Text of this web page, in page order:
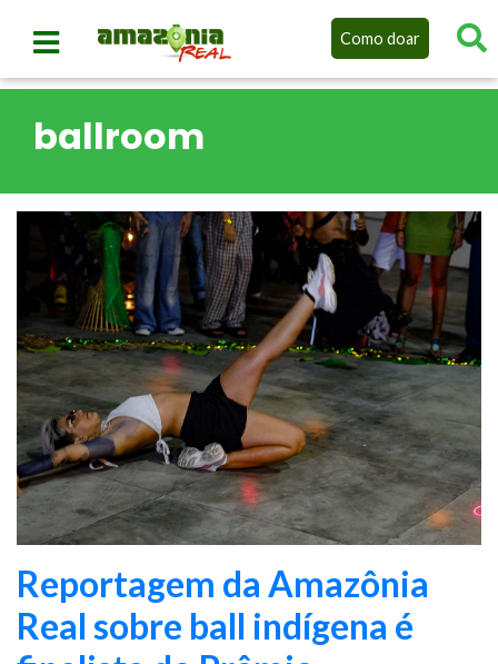
Como doar
ballroom
Reportagem da Amazônia
Real sobre ball indígena é